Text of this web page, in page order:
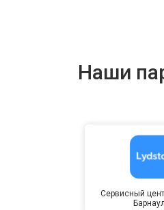
Наши
Сервисный